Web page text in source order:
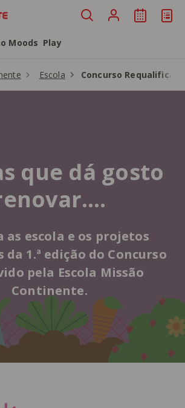
conteúdo principal
Moods Play
Escola Concurso
que dá gosto
as escola e os projetos
da 1.ª edição do Concurso
pela Escola Missão
Continente.